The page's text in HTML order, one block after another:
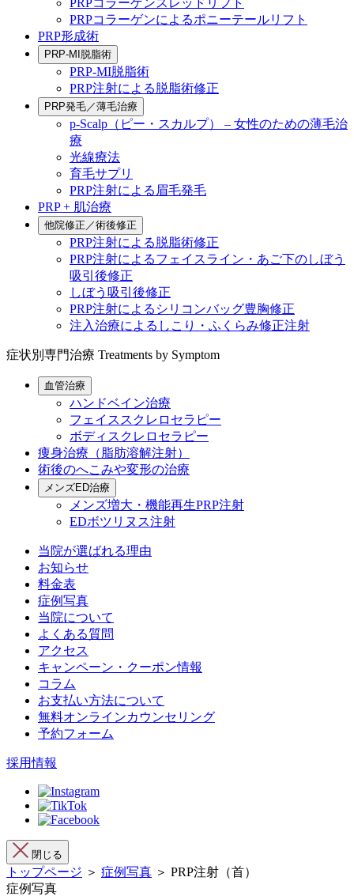
PRPコラーゲンスレッドリフト
PRPコラーゲンによるポニーテールリフト
PRP形成術
PRP-MI脱脂術
PRP-MI脱脂術
PRP注射による脱脂術修正
PRP発毛／薄毛治療
p-Scalp（ピー・スカルプ） – 女性のための薄毛治
療
光線療法
育毛サプリ
PRP注射による眉毛発毛
PRP + 肌治療
他院修正／術後修正
PRP注射による脱脂術修正
PRP注射によるフェイスライン・あご下のしぼう
吸引後修正
しぼう吸引後修正
PRP注射によるシリコンバッグ豊胸修正
注入治療によるしこり・ふくらみ修正注射
症状別専門治療 Treatments by Symptom
血管治療
ハンドベイン治療
フェイススクレロセラピー
ボディスクレロセラピー
痩身治療（脂肪溶解注射）
術後のへこみや変形の治療
メンズED治療
メンズ増大・機能再生PRP注射
EDボツリヌス注射
当院が選ばれる理由
お知らせ
料金表
症例写真
当院について
よくある質問
アクセス
キャンペーン・クーポン情報
コラム
お支払い方法について
無料オンラインカウンセリング
予約フォーム
採用情報
閉じる
トップページ ＞ 症例写真 ＞ PRP注射（首）
症例写真